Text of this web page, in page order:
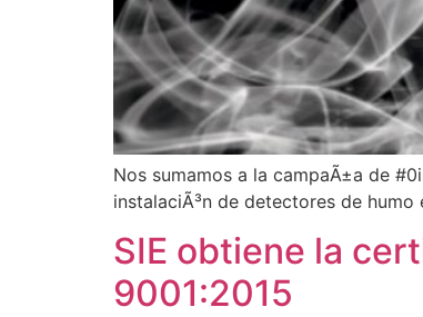
Nos sumamos a la campaÃ±a de
instalaciÃ³n de detectores de
SIE obtiene la
9001:2015